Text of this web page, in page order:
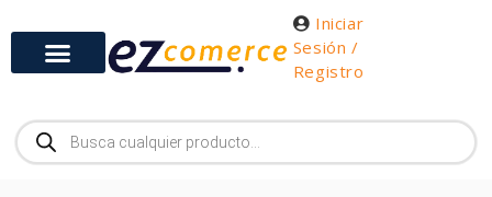
Iniciar
Sesión /
Registro